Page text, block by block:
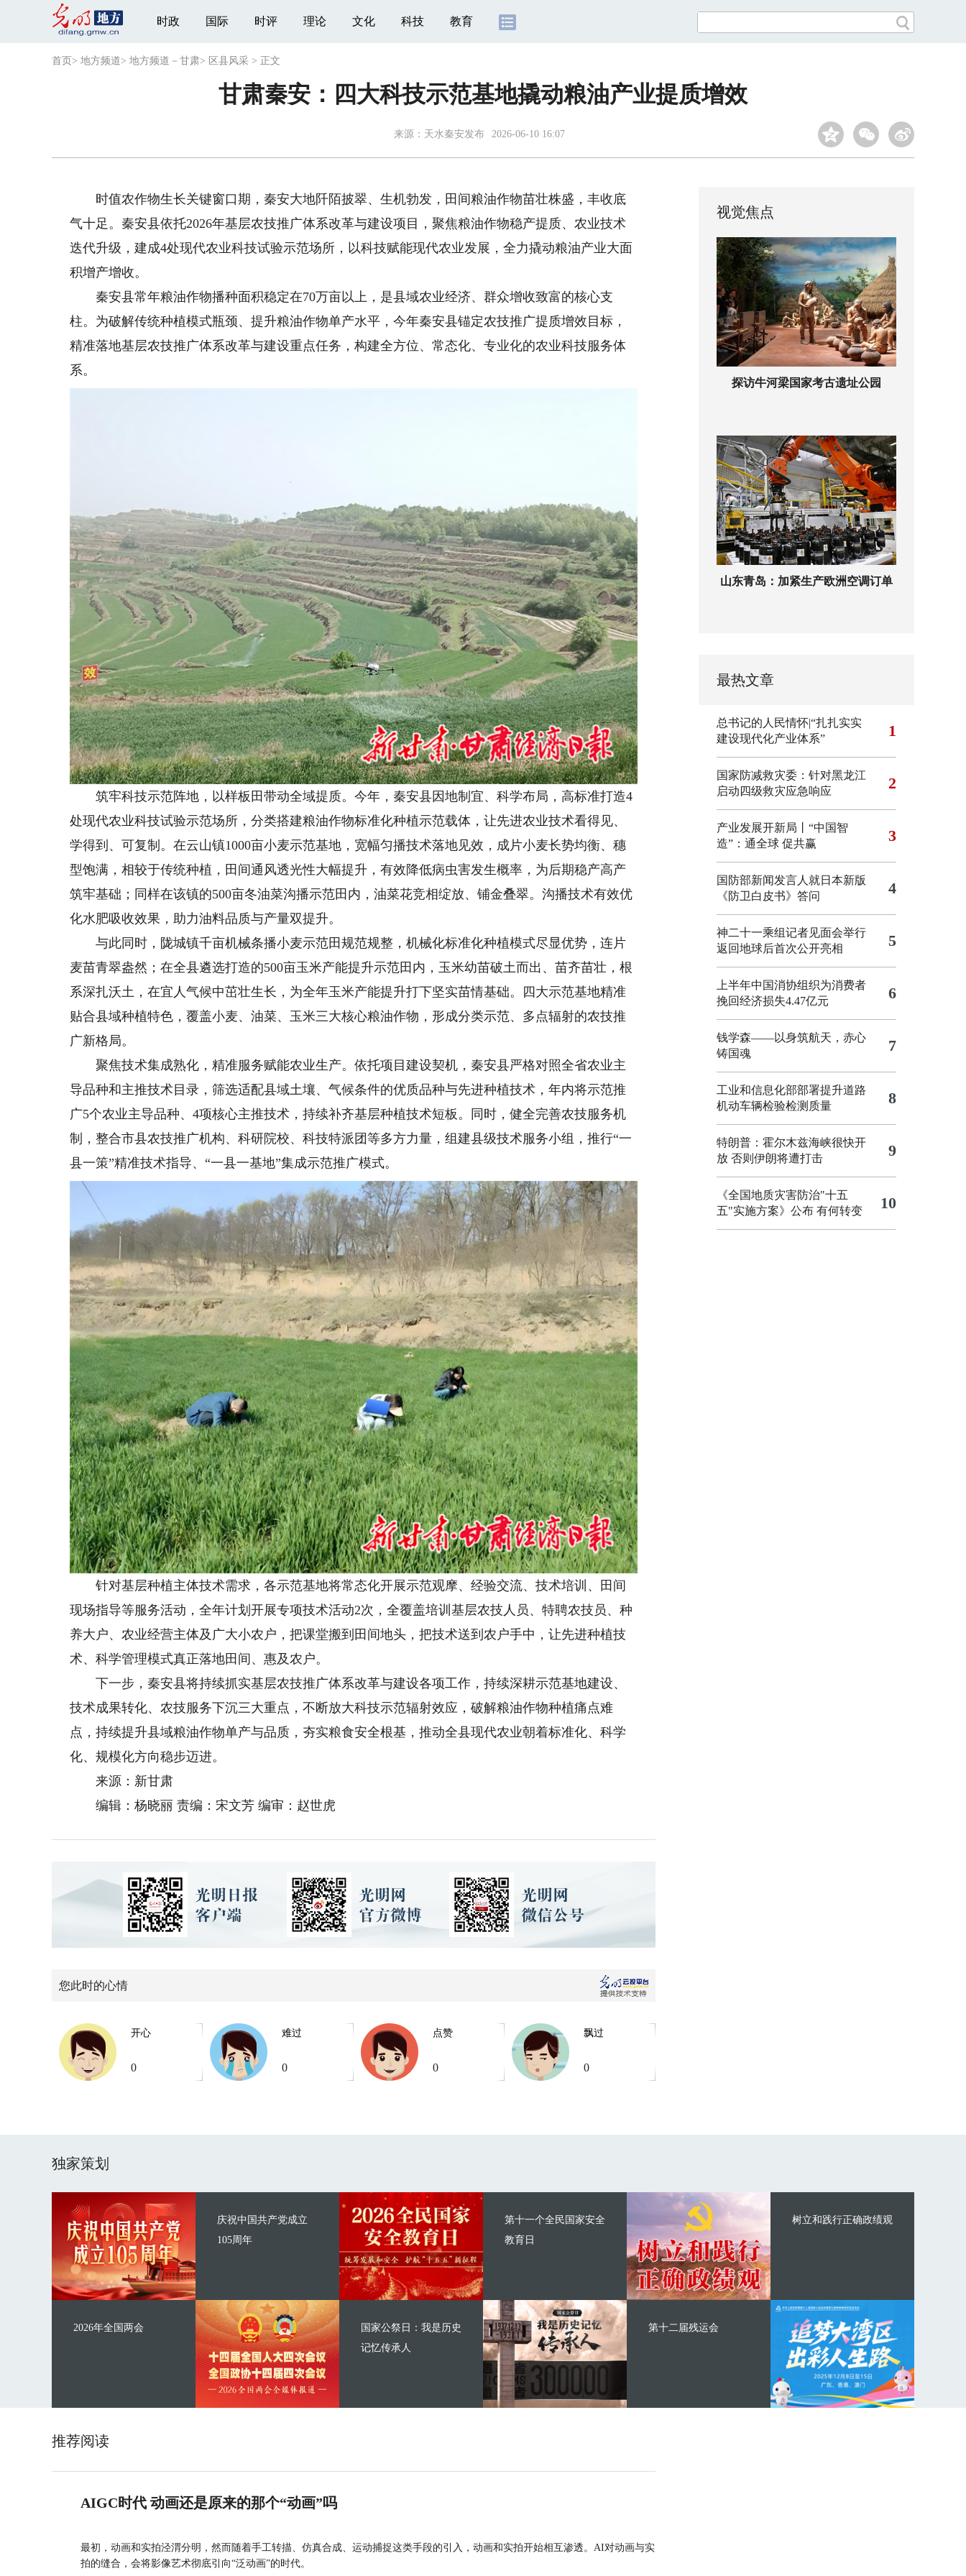
时政 国际 时评 理论 文化 科技 教育
首页 > 地方频道> 地方频道－甘肃> 区县风采 > 正文
甘肃秦安：四大科技示范基地撬动粮油产业提质增效
来源： 天水秦安发布 2026-06-10 16:07
时值农作物生长关键窗口期，秦安大地阡陌披翠、生机勃发，田间粮油作物苗壮株盛，丰收底
气十足。秦安县依托2026年基层农技推广体系改革与建设项目，聚焦粮油作物稳产提质、农业技术
迭代升级，建成4处现代农业科技试验示范场所，以科技赋能现代农业发展，全力撬动粮油产业大面
积增产增收。
秦安县常年粮油作物播种面积稳定在70万亩以上，是县域农业经济、群众增收致富的核心支
柱。为破解传统种植模式瓶颈、提升粮油作物单产水平，今年秦安县锚定农技推广提质增效目标，
精准落地基层农技推广体系改革与建设重点任务，构建全方位、常态化、专业化的农业科技服务体
系。
筑牢科技示范阵地，以样板田带动全域提质。今年，秦安县因地制宜、科学布局，高标准打造4
处现代农业科技试验示范场所，分类搭建粮油作物标准化种植示范载体，让先进农业技术看得见、
学得到、可复制。在云山镇1000亩小麦示范基地，宽幅匀播技术落地见效，成片小麦长势均衡、穗
型饱满，相较于传统种植，田间通风透光性大幅提升，有效降低病虫害发生概率，为后期稳产高产
筑牢基础；同样在该镇的500亩冬油菜沟播示范田内，油菜花竞相绽放、铺金叠翠。沟播技术有效优
化水肥吸收效果，助力油料品质与产量双提升。
与此同时，陇城镇千亩机械条播小麦示范田规范规整，机械化标准化种植模式尽显优势，连片
麦苗青翠盎然；在全县遴选打造的500亩玉米产能提升示范田内，玉米幼苗破土而出、苗齐苗壮，根
系深扎沃土，在宜人气候中茁壮生长，为全年玉米产能提升打下坚实苗情基础。四大示范基地精准
贴合县域种植特色，覆盖小麦、油菜、玉米三大核心粮油作物，形成分类示范、多点辐射的农技推
广新格局。
聚焦技术集成熟化，精准服务赋能农业生产。依托项目建设契机，秦安县严格对照全省农业主
导品种和主推技术目录，筛选适配县域土壤、气候条件的优质品种与先进种植技术，年内将示范推
广5个农业主导品种、4项核心主推技术，持续补齐基层种植技术短板。同时，健全完善农技服务机
制，整合市县农技推广机构、科研院校、科技特派团等多方力量，组建县级技术服务小组，推行“一
县一策”精准技术指导、“一县一基地”集成示范推广模式。
针对基层种植主体技术需求，各示范基地将常态化开展示范观摩、经验交流、技术培训、田间
现场指导等服务活动，全年计划开展专项技术活动2次，全覆盖培训基层农技人员、特聘农技员、种
养大户、农业经营主体及广大小农户，把课堂搬到田间地头，把技术送到农户手中，让先进种植技
术、科学管理模式真正落地田间、惠及农户。
下一步，秦安县将持续抓实基层农技推广体系改革与建设各项工作，持续深耕示范基地建设、
技术成果转化、农技服务下沉三大重点，不断放大科技示范辐射效应，破解粮油作物种植痛点难
点，持续提升县域粮油作物单产与品质，夯实粮食安全根基，推动全县现代农业朝着标准化、科学
化、规模化方向稳步迈进。
来源：新甘肃
编辑：杨晓丽 责编：宋文芳 编审：赵世虎
您此时的心情
开心
0
难过
0
点赞
0
飘过
0
视觉焦点
探访牛河梁国家考古遗址公园
山东青岛：加紧生产欧洲空调订单
最热文章
总书记的人民情怀|“扎扎实实
建设现代化产业体系”
1
国家防减救灾委：针对黑龙江
启动四级救灾应急响应
2
产业发展开新局丨“中国智
造”：通全球 促共赢
3
国防部新闻发言人就日本新版
《防卫白皮书》答问
4
神二十一乘组记者见面会举行
返回地球后首次公开亮相
5
上半年中国消协组织为消费者
挽回经济损失4.47亿元
6
钱学森——以身筑航天，赤心
铸国魂
7
工业和信息化部部署提升道路
机动车辆检验检测质量
8
特朗普：霍尔木兹海峡很快开
放 否则伊朗将遭打击
9
《全国地质灾害防治"十五
五"实施方案》公布 有何转变
10
独家策划
庆祝中国共产党成立
105周年
2026年全国两会
第十一个全民国家安全
教育日
国家公祭日：我是历史
记忆传承人
树立和践行正确政绩观
第十二届残运会
推荐阅读
AIGC时代 动画还是原来的那个“动画”吗
最初，动画和实拍泾渭分明，然而随着手工转描、仿真合成、运动捕捉这类手段的引入，动画和实拍开始相互渗透。AI对动画与实
拍的缝合，会将影像艺术彻底引向“泛动画”的时代。